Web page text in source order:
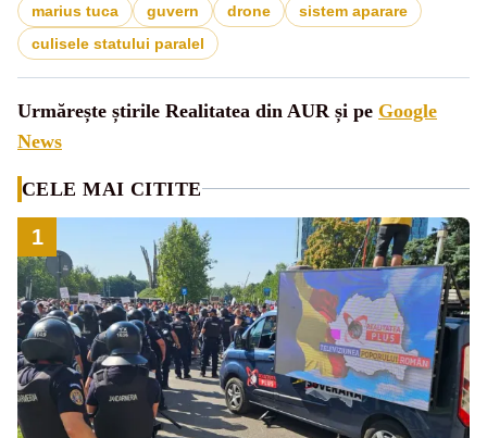
marius tuca guvern drone
sistem aparare
culisele statului paralel
Urmărește știrile Realitatea din AUR și pe Google
News
CELE MAI CITITE
1